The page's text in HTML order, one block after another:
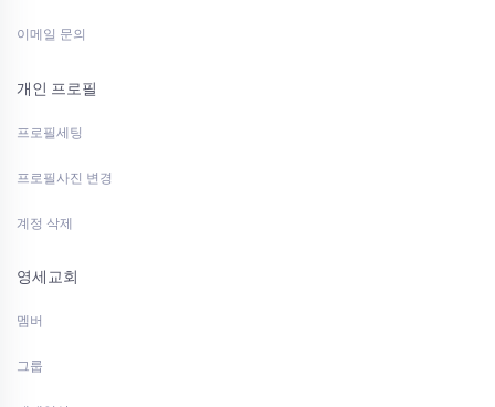
이메일 문의
개인 프로필
프로필세팅
프로필사진 변경
계정 삭제
영세교회
멤버
그룹